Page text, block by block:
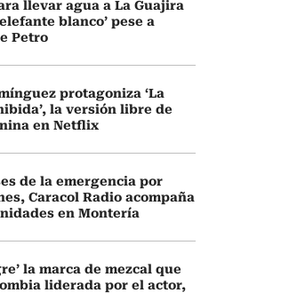
llevar agua a La Guajira
blanco’ pese a
Petro
protagoniza ‘La
la versión libre de
en Netflix
de la emergencia por
Caracol Radio acompaña
en Montería
la marca de mezcal que
liderada por el actor,